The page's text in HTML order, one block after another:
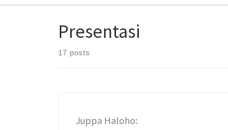
Presentasi
17 posts
Juppa Haloho: